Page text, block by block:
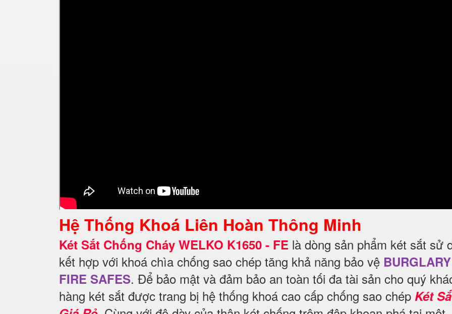
Hệ Thống Khoá Liên Hoàn Thông Minh
Két Sắt Chống Cháy WELKO K1650 - FE là dòng sản phẩm két sắt sử
kết hợp với khoá chìa chống sao chép tăng khả năng bảo vệ BURGLARY
FIRE SAFES. Để bảo mật và đảm bảo an toàn tối đa tài sản cho quý
hàng két sắt được trang bị hệ thống khoá cao cấp chống sao chép Két